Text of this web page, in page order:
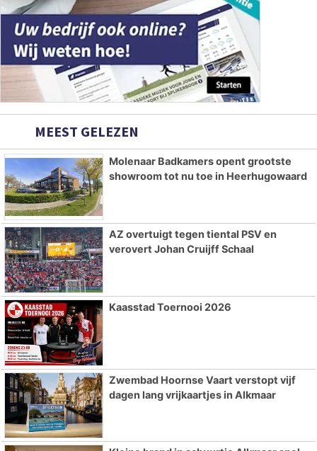
MEEST GELEZEN
Molenaar Badkamers opent grootste
showroom tot nu toe in Heerhugowaard
AZ overtuigt tegen tiental PSV en
verovert Johan Cruijff Schaal
Kaasstad Toernooi 2026
Zwembad Hoornse Vaart verstopt vijf
dagen lang vrijkaartjes in Alkmaar